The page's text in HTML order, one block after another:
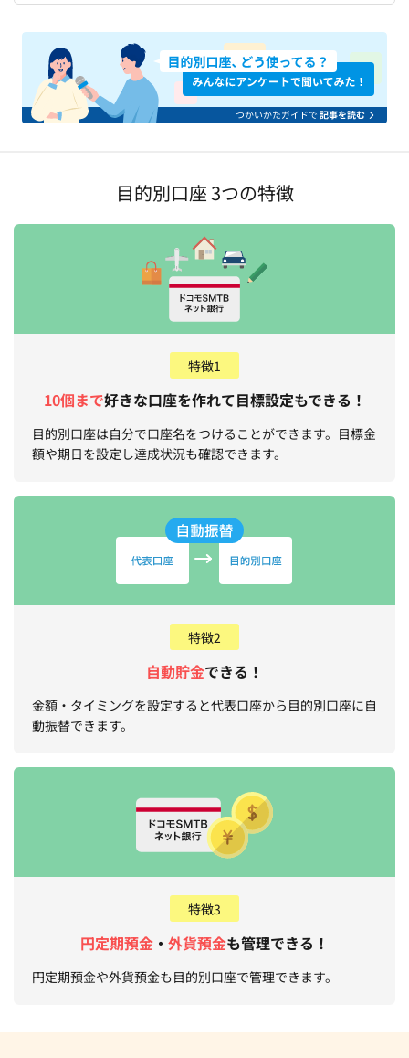
目的別口座 3つの特徴
特徴1
10個まで好きな口座を作れて目標設定もできる！
目的別口座は自分で口座名をつけることができます。目標金
額や期日を設定し達成状況も確認できます。
特徴2
自動貯金できる！
金額・タイミングを設定すると代表口座から目的別口座に自
動振替できます。
特徴3
円定期預金 ・ 外貨預金も管理できる！
円定期預金や外貨預金も目的別口座で管理できます。